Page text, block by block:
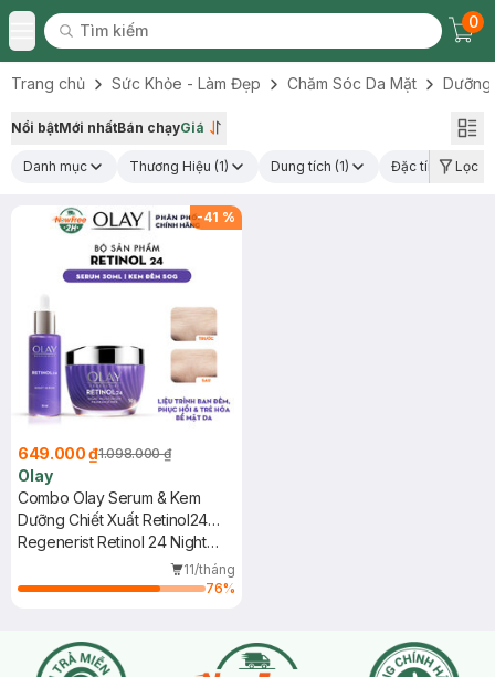
Toggle Menu
Tìm kiếm
Tìm kiếm
0
Trang chủ Sức Khỏe - Làm Đẹp Chăm Sóc Da Mặt Dưỡng
Nổi bậtMới nhấtBán chạyGiá
Danh mục Thương Hiệu (1) Dung tích (1) Đặc tính (1)Lọc
-41 %
649.000 ₫1.098.000 ₫
Olay
Combo Olay Serum & Kem
Dưỡng Chiết Xuất Retinol24
Ngừa Lão Hóa Ban Đêm
Regenerist Retinol 24 Night
Serum Fragrance-Free +
Moisturiser
11/tháng
76%